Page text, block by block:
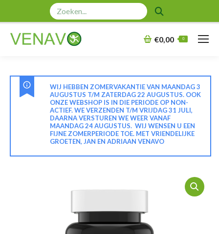
Zoeken:
€0,00 0
WIJ HEBBEN ZOMERVAKANTIE VAN MAANDAG 3
AUGUSTUS T/M ZATERDAG 22 AUGUSTUS. OOK
ONZE WEBSHOP IS IN DIE PERIODE OP NON-
ACTIEF. WE VERZENDEN T/M VRIJDAG 31 JULI,
DAARNA VERSTUREN WE WEER VANAF
MAANDAG 24 AUGUSTUS. WIJ WENSEN U EEN
FIJNE ZOMERPERIODE TOE. MET VRIENDELIJKE
GROETEN, JAN EN ADRIAAN VENAVO